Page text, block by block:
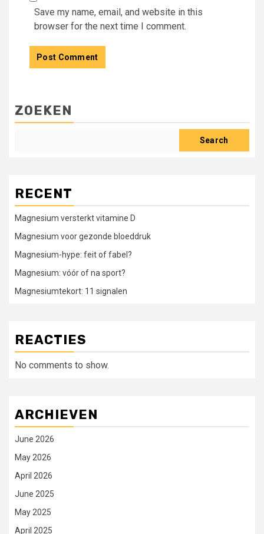
Save my name, email, and website in this
browser for the next time I comment.
ZOEKEN
Search
RECENT
Magnesium versterkt vitamine D
Magnesium voor gezonde bloeddruk
Magnesium-hype: feit of fabel?
Magnesium: vóór of na sport?
Magnesiumtekort: 11 signalen
REACTIES
No comments to show.
ARCHIEVEN
June 2026
May 2026
April 2026
June 2025
May 2025
April 2025